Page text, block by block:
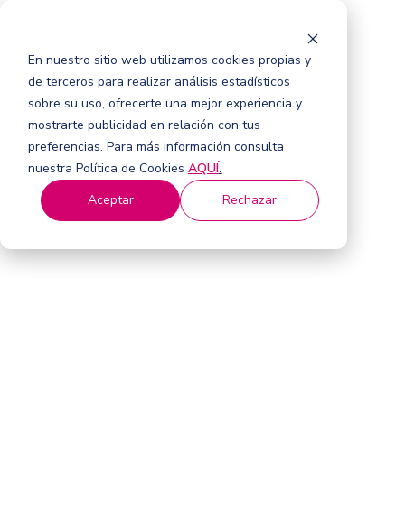
En nuestro sitio web utilizamos cookies propias y
de terceros para realizar análisis estadísticos
sobre su uso, ofrecerte una mejor experiencia y
mostrarte publicidad en relación con tus
preferencias. Para más información consulta
nuestra Política de Cookies AQUÍ.
Aceptar
Rechazar